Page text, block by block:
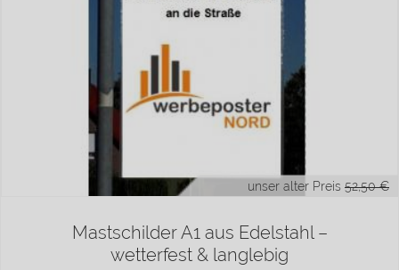
unser alter Preis 52,50 €
Mastschilder A1 aus Edelstahl –
wetterfest & langlebig